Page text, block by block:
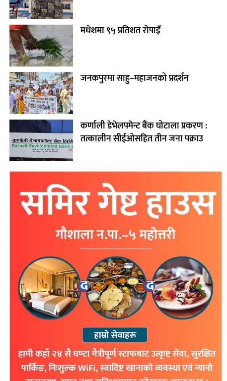
मधेशमा ९५ प्रतिशत रोपाइँ
जनकपुरमा साहु–महाजनको प्रदर्शन
कर्णाली डेभेलपमेन्ट बैंक घोटाला प्रकरण :
तत्कालीन सीईओसहित तीन जना पक्राउ